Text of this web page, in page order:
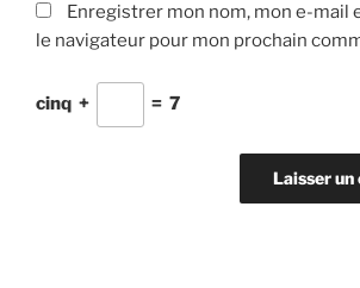
Enregistrer mon nom, mon e-mail
le navigateur pour mon prochain
cinq + = 7